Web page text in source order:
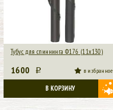
Тубус для спиннинга Ф176 (11х130)
1600 p в избранное
В КОРЗИНУ